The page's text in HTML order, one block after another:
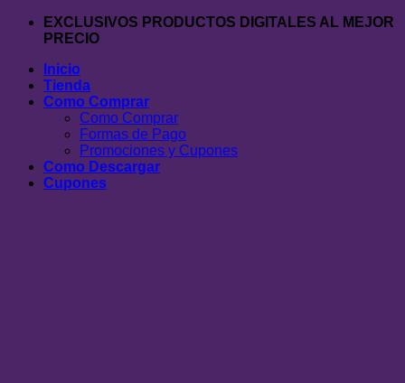
Saltar
EXCLUSIVOS PRODUCTOS DIGITALES AL MEJOR
PRECIO
Inicio
Tienda
Como Comprar
Como Comprar
Formas de Pago
Promociones y Cupones
Como Descargar
Cupones